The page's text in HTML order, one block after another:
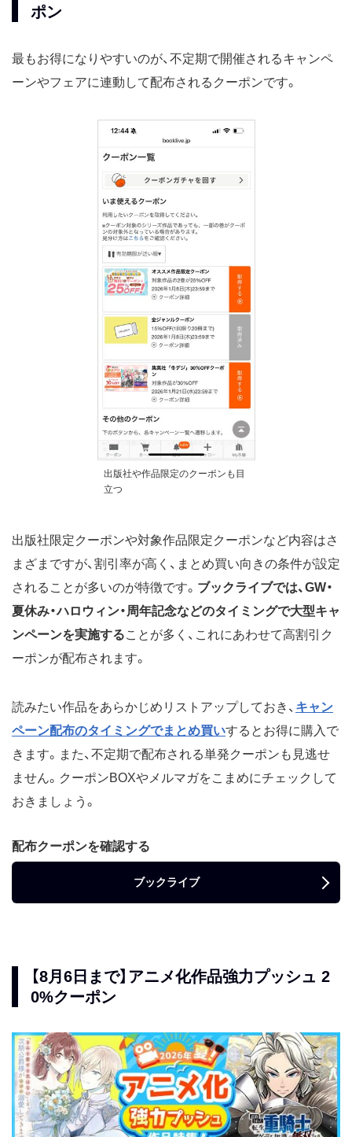
ポン
最もお得になりやすいのが、不定期で開催されるキャンペ
ーンやフェアに連動して配布されるクーポンです。
出版社や作品限定のクーポンも目
立つ
出版社限定クーポンや対象作品限定クーポンなど内容はさ
まざまですが、割引率が高く、まとめ買い向きの条件が設定
されることが多いのが特徴です。 ブックライブでは、GW・
夏休み・ハロウィン・周年記念などのタイミングで大型キャ
ンペーンを実施することが多く、これにあわせて高割引ク
ーポンが配布されます。
読みたい作品をあらかじめリストアップしておき、 キャン
ペーン配布のタイミングでまとめ買いするとお得に購入で
きます。また、不定期で配布される単発クーポンも見逃せ
ません。クーポンBOXやメルマガをこまめにチェックして
おきましょう。
配布クーポンを確認する
ブックライブ
【8月6日まで】アニメ化作品強力プッシュ 2
0%クーポン